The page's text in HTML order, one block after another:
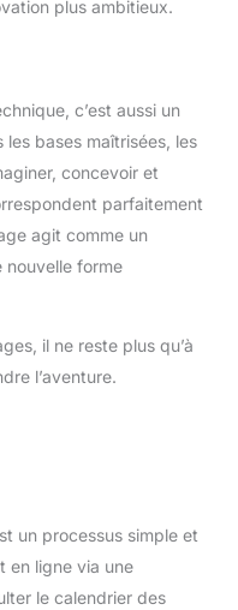
plus ambitieux.
c’est aussi un
bases maîtrisées, les
concevoir et
parfaitement
agit comme un
nouvelle forme
il ne reste plus qu’à
l’aventure.
un processus simple et
en ligne via une
le calendrier des